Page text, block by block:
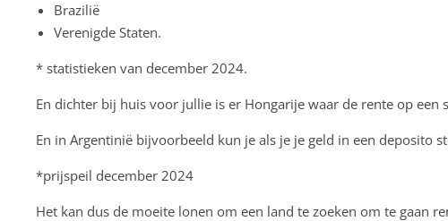
Brazilië
Verenigde Staten.
* statistieken van december 2024.
En dichter bij huis voor jullie is er Hongarije waar de rente op een
En in Argentinië bijvoorbeeld kun je als je je geld in een deposito
*prijspeil december 2024
Het kan dus de moeite lonen om een land te zoeken om te gaan